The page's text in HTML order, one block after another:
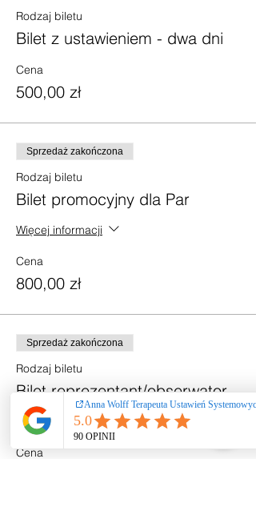
Rodzaj biletu
Bilet z ustawieniem - dwa dni
Cena
500,00 zł
Sprzedaż zakończona
Rodzaj biletu
Bilet promocyjny dla Par
Więcej informacji
Cena
800,00 zł
Sprzedaż zakończona
Rodzaj biletu
Bilet reprezentant/obserwator
Więcej informacji
Cena